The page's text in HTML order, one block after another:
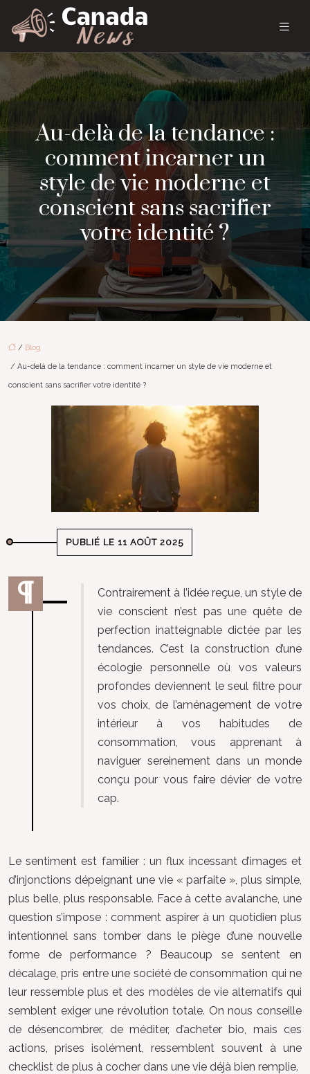
Au-delà de la tendance :
comment incarner un
style de vie moderne et
conscient sans sacrifier
votre identité ?
/ Blog
/ Au-delà de la tendance : comment incarner un style de vie moderne et
conscient sans sacrifier votre identité ?
PUBLIÉ LE 11 AOÛT 2025
Contrairement à l’idée reçue, un style de
vie conscient n’est pas une quête de
perfection inatteignable dictée par les
tendances. C’est la construction d’une
écologie personnelle où vos valeurs
profondes deviennent le seul filtre pour
vos choix, de l’aménagement de votre
intérieur à vos habitudes de
consommation, vous apprenant à
naviguer sereinement dans un monde
conçu pour vous faire dévier de votre
cap.
Le sentiment est familier : un flux incessant d’images et
d’injonctions dépeignant une vie « parfaite », plus simple,
plus belle, plus responsable. Face à cette avalanche, une
question s’impose : comment aspirer à un quotidien plus
intentionnel sans tomber dans le piège d’une nouvelle
forme de performance ? Beaucoup se sentent en
décalage, pris entre une société de consommation qui ne
leur ressemble plus et des modèles de vie alternatifs qui
semblent exiger une révolution totale. On nous conseille
de désencombrer, de méditer, d’acheter bio, mais ces
actions, prises isolément, ressemblent souvent à une
checklist de plus à cocher dans une vie déjà bien remplie.